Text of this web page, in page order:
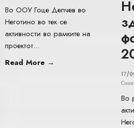
Во ООУ Гоце Делчев во
Неготино во тек се
активности во рамките на
проектот...
Read More →
17/
Во